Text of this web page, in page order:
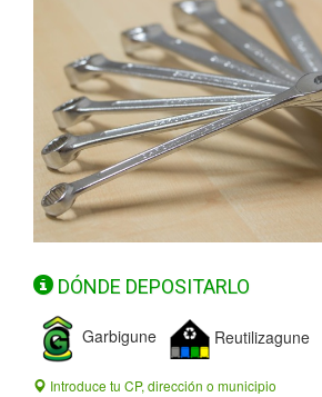
DÓNDE DEPOSITARLO
Garbigune Reutilizagune
Introduce tu CP, dirección o municipio